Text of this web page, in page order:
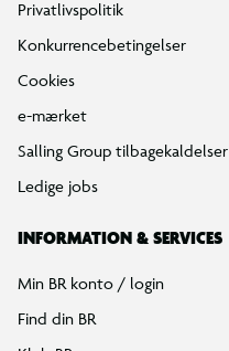
Privatlivspolitik
Konkurrencebetingelser
Cookies
e-mærket
Salling Group tilbagekaldelser
Ledige jobs
INFORMATION & SERVICES
Min BR konto / login
Find din BR